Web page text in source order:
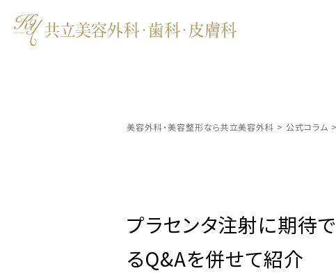
美容外科・美容整形なら共立美容外科 > 公式コラム >
プラセンタ注射に期待
るQ&Aを併せて紹介